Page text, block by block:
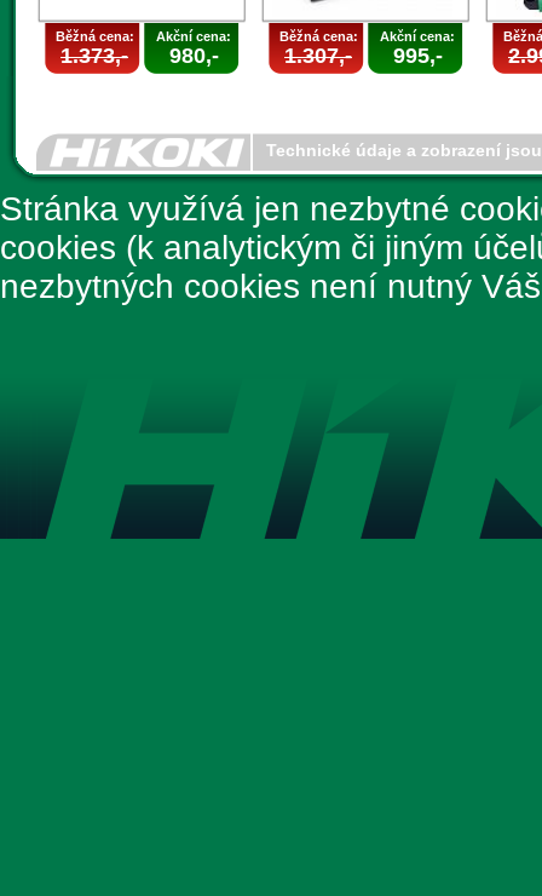
Běžná cena:
1.373,-
Akční cena:
980,-
Běžná cena:
1.307,-
Akční cena:
995,-
Technické údaje a zobrazení
Stránka využívá jen nezbytné
cookies (k analytickým či jiným
nezbytných cookies není nutný